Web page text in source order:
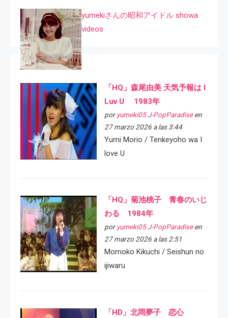
yumekiさんの昭和アイドル showa
videos
「HQ」森尾由美 天気予報は I
Luv U 1983年
por yumeki05 J-PopParadiseen
27 marzo 2026 a las 3:44
Yumi Morio / Tenkeyoho wa I
love U
「HQ」菊池桃子 青春のいじ
わる 1984年
por yumeki05 J-PopParadiseen
27 marzo 2026 a las 2:51
Momoko Kikuchi / Seishun no
ijiwaru
「HD」北岡夢子 恋心